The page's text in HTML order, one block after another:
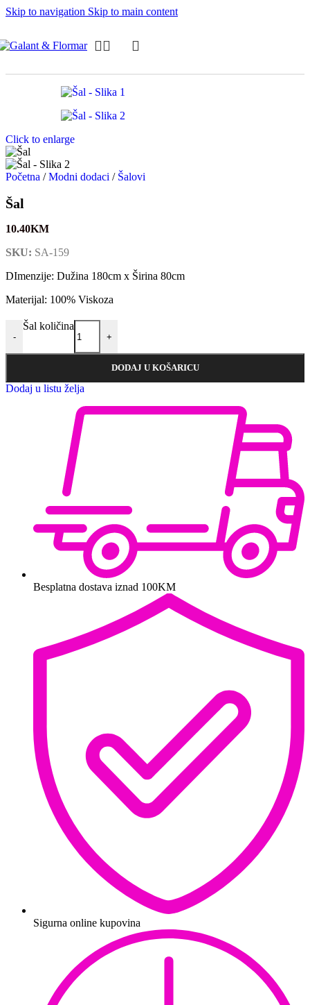
Skip to navigation Skip to main content
Click to enlarge
Početna / Modni dodaci / Šalovi
Šal
10.40KM
SKU: SA-159
DImenzije: Dužina 180cm x Širina 80cm
Materijal: 100% Viskoza
-
Šal količina
+
DODAJ U KOŠARICU
Dodaj u listu želja
Besplatna dostava iznad 100KM
Sigurna online kupovina